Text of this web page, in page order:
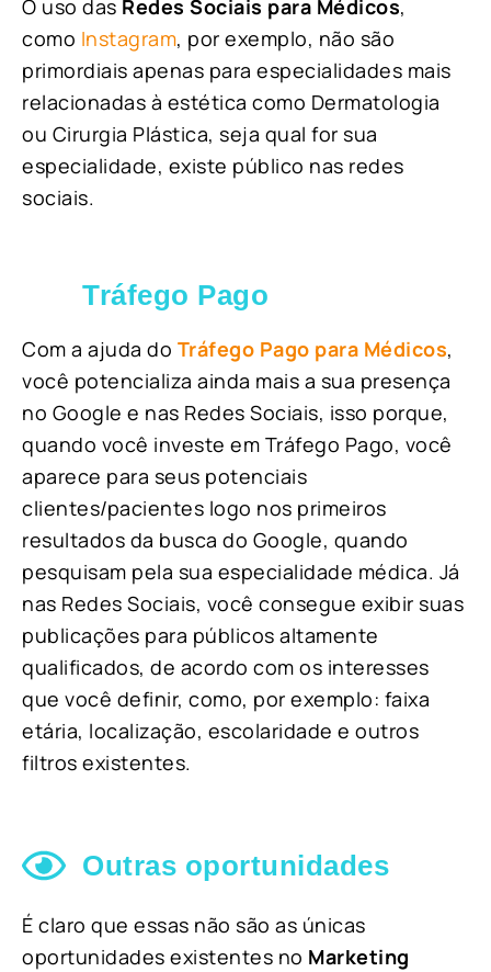
O uso das Redes Sociais para Médicos,
como Instagram, por exemplo, não são
primordiais apenas para especialidades mais
relacionadas à estética como Dermatologia
ou Cirurgia Plástica, seja qual for sua
especialidade, existe público nas redes
sociais.
Tráfego Pago
Com a ajuda do Tráfego Pago para Médicos,
você potencializa ainda mais a sua presença
no Google e nas Redes Sociais, isso porque,
quando você investe em Tráfego Pago, você
aparece para seus potenciais
clientes/pacientes logo nos primeiros
resultados da busca do Google, quando
pesquisam pela sua especialidade médica. Já
nas Redes Sociais, você consegue exibir suas
publicações para públicos altamente
qualificados, de acordo com os interesses
que você definir, como, por exemplo: faixa
etária, localização, escolaridade e outros
filtros existentes.
Outras oportunidades
É claro que essas não são as únicas
oportunidades existentes no Marketing